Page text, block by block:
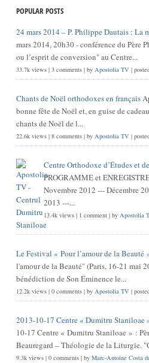
POPULAR POSTS
24 mars 2014 – P. Philippe Dautais : La
mars 2014, 20h30 - conférence du Père
ou l’esprit de conversion" au Centre...
33.7k views| 3 comments| by Apostolia TV |
Chants de Noël orthodoxes en français
bonne fête de Noël et, en guise de
chants de Noël de l...
22.6k views| 8 comments| by Apostolia TV |
Centre Orthodoxe d’Études et
PROGRAMME et ENREGISTREMENTS : Octobre 2012 ---
Novembre 2012 --- Décembre
2013 ---...
13.4k views| 1 comment| by Apostolia
Le Festival « Pour l’amour de la Beauté
l'amour de la Beauté" (Paris, 16-21 mai 2013)
bénédiction de Son Éminence le...
12.2k views| 0 comments| by Apostolia TV |
2013-10-17 Centre « Dumitru Staniloae
10-17 Centre « Dumitru Staniloae » :
Beauregard – Théologie de la Liturgie.
9.3k views| 0 comments| by Marc-Antoine Costa